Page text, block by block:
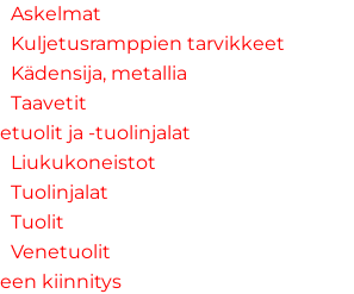
Askelmat
Kuljetusramppien tarvikkeet
Kädensija, metallia
Taavetit
ja -tuolinjalat
Liukukoneistot
Tuolinjalat
Tuolit
Venetuolit
kiinnitys